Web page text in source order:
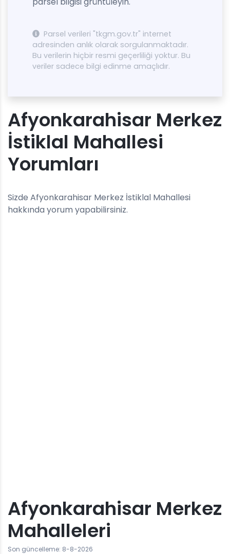
Parsel verileri "tkgm.gov.tr" internet
adresinden anlık olarak sorgulanmaktadır.
Bu verilerin hiçbir resmi geçerliliği yoktur. Bu
veriler sadece bilgi edinme amaçlıdır.
Afyonkarahisar Merkez
İstiklal Mahallesi
Yorumları
Sizde Afyonkarahisar Merkez İstiklal Mahallesi
hakkında yorum yapabilirsiniz.
Afyonkarahisar Merkez
Mahalleleri
Son güncelleme: 8-8-2026